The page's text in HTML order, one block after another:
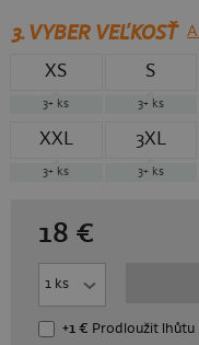
3.VYBER VEĽKOSŤ
XS
3+ ks
S
3+ ks
XXL
3+ ks
3XL
3+ ks
18 €
+1 € Prodloužit lhůtu